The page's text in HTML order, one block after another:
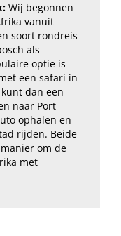
Wij begonnen
vanuit
soort rondreis
als
optie is
een safari in
dan een
naar Port
ophalen en
rijden. Beide
om de
met